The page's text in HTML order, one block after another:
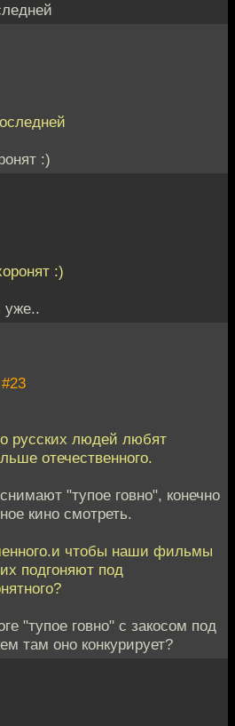
:)
:)
уже..
#23
русских людей любят
отечественного.
"тупое говно", конечно
кино смотреть.
чтобы наши фильмы
подгоняют под
"тупое говно" с закосом под
там оно конкурирует?